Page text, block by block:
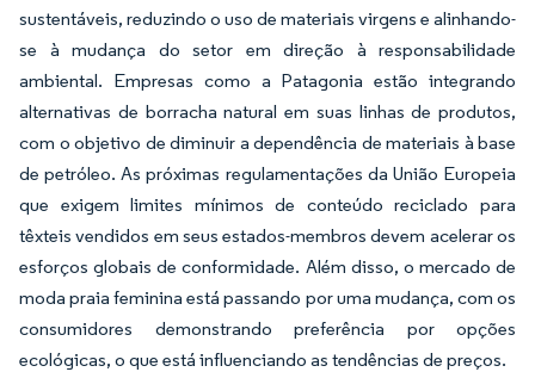
sustentáveis, reduzindo o uso de materiais virgens e alinhando-
se à mudança do setor em direção à responsabilidade
ambiental. Empresas como a Patagonia estão integrando
alternativas de borracha natural em suas linhas de produtos,
com o objetivo de diminuir a dependência de materiais à base
de petróleo. As próximas regulamentações da União Europeia
que exigem limites mínimos de conteúdo reciclado para
têxteis vendidos em seus estados-membros devem acelerar os
esforços globais de conformidade. Além disso, o mercado de
moda praia feminina está passando por uma mudança, com os
consumidores demonstrando preferência por opções
ecológicas, o que está influenciando as tendências de preços.